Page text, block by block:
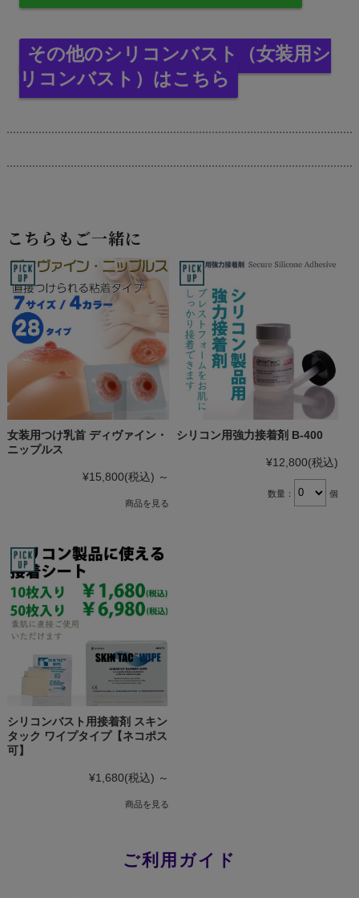
その他のシリコンバスト（女装用シ
リコンバスト）はこちら
こちらもご一緒に
女装用つけ乳首 ディヴァイン・
ニップルス
¥15,800(税込) ～
商品を見る
シリコン用強力接着剤 B-400
¥12,800(税込)
数量： 個
シリコンバスト用接着剤 スキン
タック ワイプタイプ【ネコポス
可】
¥1,680(税込) ～
商品を見る
ご利用ガイド